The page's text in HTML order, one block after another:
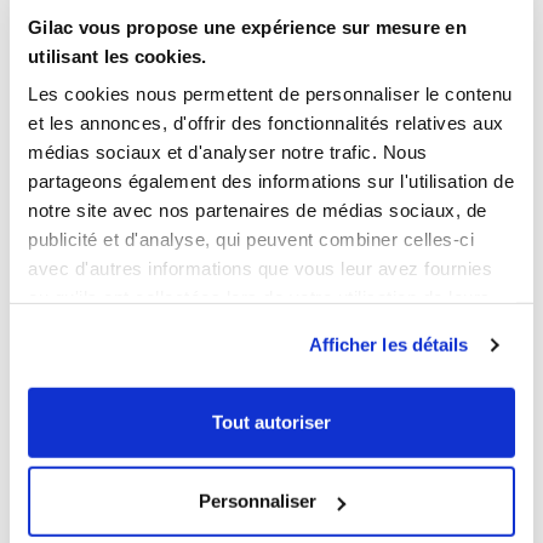
Gilac vous propose une expérience sur mesure en
utilisant les cookies.
Les cookies nous permettent de personnaliser le contenu
et les annonces, d'offrir des fonctionnalités relatives aux
médias sociaux et d'analyser notre trafic. Nous
partageons également des informations sur l'utilisation de
notre site avec nos partenaires de médias sociaux, de
publicité et d'analyse, qui peuvent combiner celles-ci
avec d'autres informations que vous leur avez fournies
Afficher les détails
Tout autoriser
Personnaliser
GUIDE HYGIÈNE
VOUS AIMEREZ AUSSI
Ouvrir
1
Ajouter au panier
Fermer
Pelle
Contenance